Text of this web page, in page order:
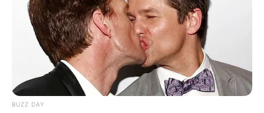
eintragen:
BUZZ DAY